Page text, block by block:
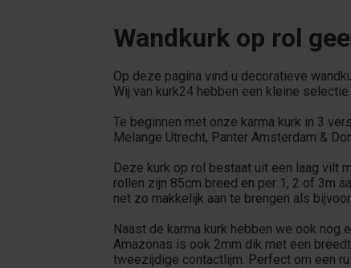
Wandkurk op rol
Op deze pagina vind u decoratieve
Wij van kurk24 hebben een kleine
Te beginnen met onze karma kurk in 3
Melange Utrecht, Panter Amsterdam &
Deze kurk op rol bestaat uit een laag vilt
rollen zijn 85cm breed en per 1, 2 of 3m
net zo makkelijk aan te brengen als
Naast de karma kurk hebben we ook nog
Amazonas is ook 2mm dik met een
tweezijdige contactlijm. Perfect om een